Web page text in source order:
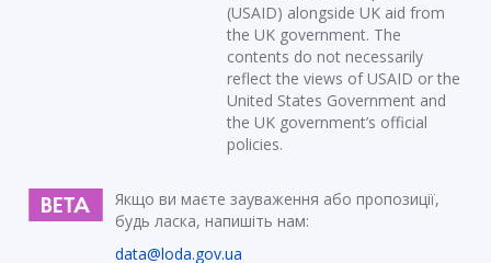
(USAID) alongside UK aid from
the UK government. The
contents do not necessarily
reflect the views of USAID or the
United States Government and
the UK government’s official
policies.
Якщо ви маєте зауваження або пропозиції,
будь ласка, напишіть нам:
data@loda.gov.ua